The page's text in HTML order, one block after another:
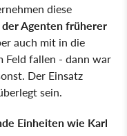
diese
der Agenten früherer
auch mit in die
Feld fallen - dann war
Der Einsatz
sein.
Einheiten wie Karl